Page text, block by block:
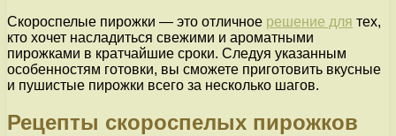
Скороспелые пирожки — это отличное решение для тех,
кто хочет насладиться свежими и ароматными
пирожками в кратчайшие сроки. Следуя указанным
особенностям готовки, вы сможете приготовить вкусные
и пушистые пирожки всего за несколько шагов.
Рецепты скороспелых пирожков